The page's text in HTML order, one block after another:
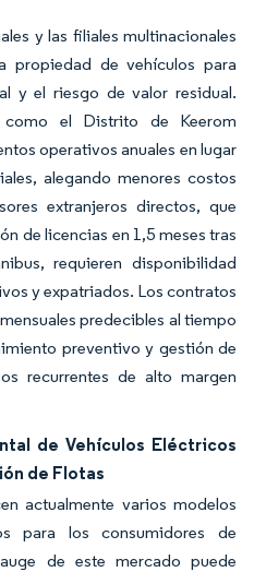
y las filiales multinacionales
propiedad de vehículos para
y el riesgo de valor residual.
como el Distrito de Keerom
operativos anuales en lugar
alegando menores costos
extranjeros directos, que
de licencias en 1,5 meses tras
requieren disponibilidad
y expatriados. Los contratos
predecibles al tiempo
preventivo y gestión de
recurrentes de alto margen
de Vehículos Eléctricos
de Flotas
actualmente varios modelos
para los consumidores de
de este mercado puede